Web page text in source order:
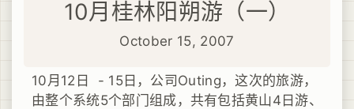
10月桂林阳朔游（一）
October 15, 2007
10月12日 - 15日，公司Outing，这次的旅游，
由整个系统5个部门组成，共有包括黄山4日游、